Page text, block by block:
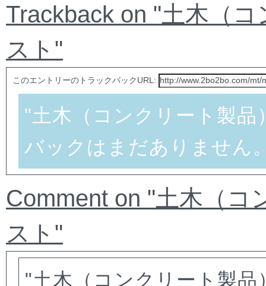
Trackback on "土木（
スト"
このエントリーのトラックバックURL:
"土木（コンクリート製
バックはまだありません
Comment on "土木（コ
スト"
"土木（コンクリート製